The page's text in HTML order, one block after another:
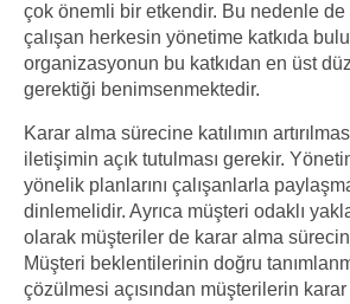
çok önemli bir etkendir. Bu nedenle
çalışan herkesin yönetime katkıda
organizasyonun bu katkıdan en üst
gerektiği benimsenmektedir.
Karar alma sürecine katılımın
iletişimin açık tutulması gerekir.
yönelik planlarını çalışanlarla
dinlemelidir. Ayrıca müşteri odaklı
olarak müşteriler de karar alma
Müşteri beklentilerinin doğru
çözülmesi açısından müşterilerin